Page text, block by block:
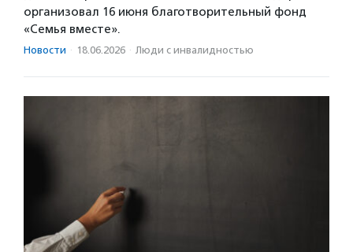
организовал 16 июня благотворительный фонд
«Семья вместе».
Новости · 18.06.2026 · Люди с инвалидностью